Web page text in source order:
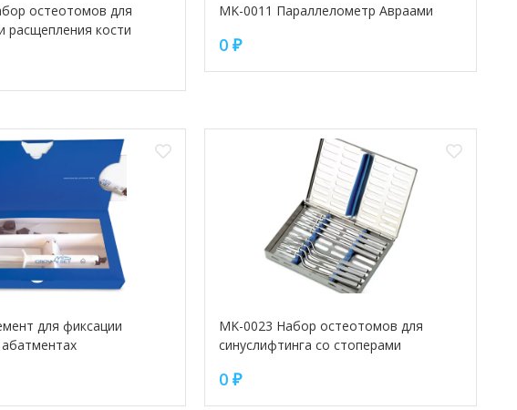
остеотомов для
расщепления кости
MK-0011 Параллелометр Авраами
0 ₽
для фиксации
MK-0023 Набор остеотомов для
синуслифтинга со стоперами
0 ₽